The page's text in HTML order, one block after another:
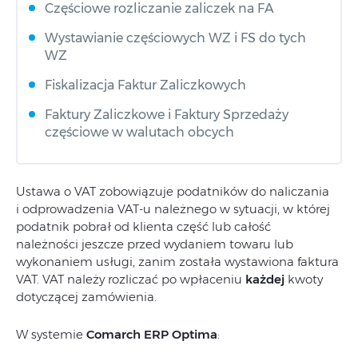
Częściowe rozliczanie zaliczek na FA
Wystawianie częściowych WZ i FS do tych
WZ
Fiskalizacja Faktur Zaliczkowych
Faktury Zaliczkowe i Faktury Sprzedaży
częściowe w walutach obcych
Ustawa o VAT zobowiązuje podatników do naliczania
i odprowadzenia VAT-u należnego w sytuacji, w której
podatnik pobrał od klienta część lub całość
należności jeszcze przed wydaniem towaru lub
wykonaniem usługi, zanim została wystawiona faktura
VAT. VAT należy rozliczać po wpłaceniu każdej kwoty
dotyczącej zamówienia.
W systemie Comarch ERP Optima: